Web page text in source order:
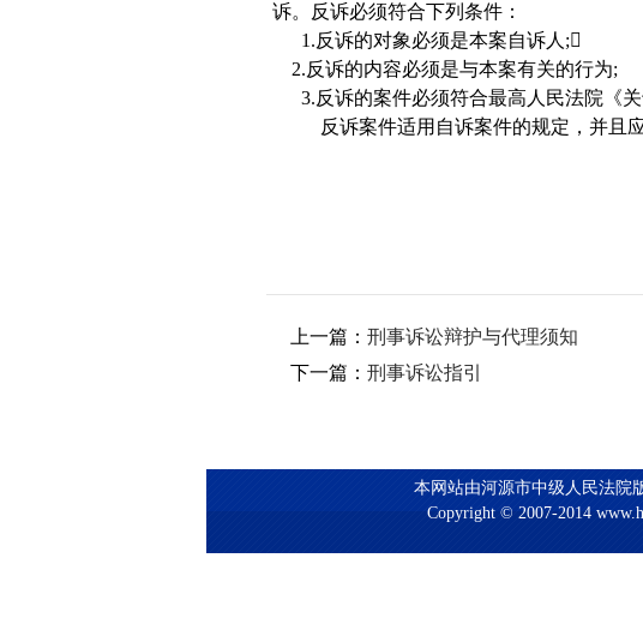
诉。反诉必须符合下列条件：
1.反诉的对象必须是本案自诉人 ;
2.反诉的内容必须是与本案有关的行为;
3.反诉的案件必须符合最高人民法院《
反诉案件适用自诉案件的规定，并且
上一篇： 刑事诉讼辩护与代理须知
下一篇： 刑事诉讼指引
本网站由河源市中级人民法院
Copyright © 2007-2014